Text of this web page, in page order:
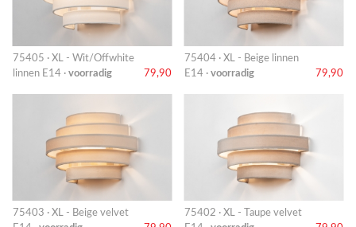
75405 · XL - Wit/Offwhite
linnen E14 · voorradig 79,90
75404 · XL - Beige linnen
E14 · voorradig 79,90
75403 · XL - Beige velvet
75402 · XL - Taupe velvet